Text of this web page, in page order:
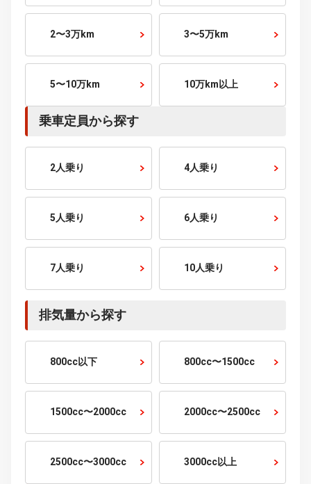
900～1000万円～ 1000万円～
こだわり条件から探す
乗車定員から探す
2人乗り 4人乗り
5人乗り 6人乗り